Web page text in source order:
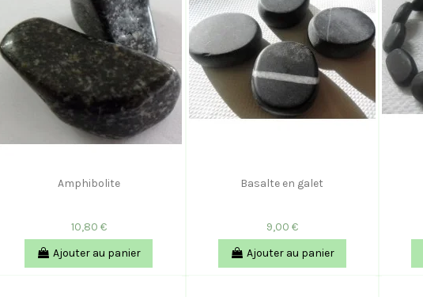
Amphibolite
10,80 €
Ajouter au panier
Basalte en galet
9,00 €
Ajouter au panier